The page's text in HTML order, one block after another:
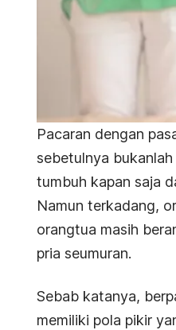
Pacaran dengan
sebetulnya
tumbuh kapan saja
Namun terkadang,
orangtua masih
pria seumuran.
Sebab katanya,
memiliki pola pikir